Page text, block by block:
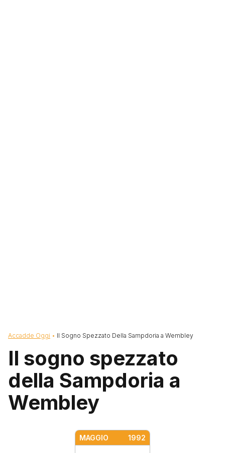
Briciole di pane
Accadde Oggi Il Sogno Spezzato Della Sampdoria a Wembley
Il sogno spezzato
della Sampdoria a
Wembley
MAGGIO 1992